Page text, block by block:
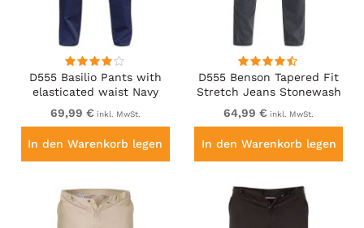
D555 Basilio Pants with
elasticated waist Navy
69,99 € inkl. MwSt.
In den Warenkorb legen
D555 Benson Tapered Fit
Stretch Jeans Stonewash
64,99 € inkl. MwSt.
In den Warenkorb legen